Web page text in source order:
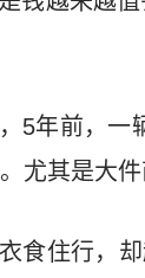
5年前，一
尤其是大
食住行，